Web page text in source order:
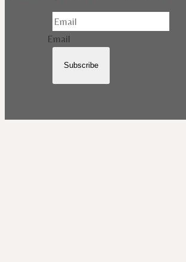
Email
Subscribe